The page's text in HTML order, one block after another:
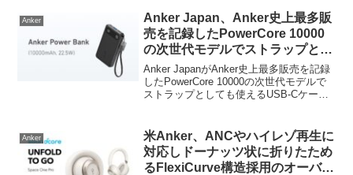
Anker
Anker Japan、Anker史上最多販
売を記録したPowerCore 10000
の次世代モデルでストラップとし
ても使えるUSB-Cケーブルが付
属したモバイルバッテリー
「Anker Power Bank
Anker JapanがAnker史上最多販売を記録
したPowerCore 10000の次世代モデルで
ストラップとしても使えるUSB-Cケーブ
Anker
米Anker、ANCやハイレゾ再生に
対応しドーナッツ状に折りたため
るFlexiCurve構造採用のオーバー